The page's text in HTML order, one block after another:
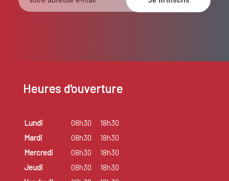
Heures d'ouverture
Lundi 08h30
18h30
Mardi
08h30
18h30
Mercredi
08h30
18h30
Jeudi
08h30
18h30